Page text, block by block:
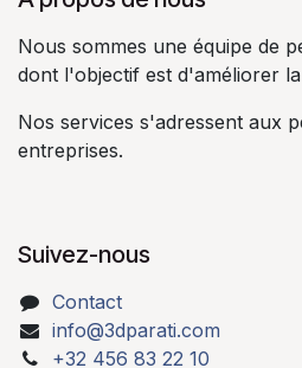
Nous sommes une équipe de
dont l'objectif est d'améliorer
Nos services s'adressent aux
entreprises.​
Suivez-nous
Contact
info@3dparati.com
+32 456 83 22 10